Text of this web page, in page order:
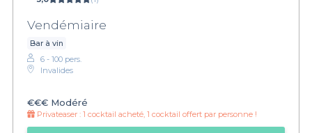
Vendémiaire
Bar à vin
6 - 100 pers.
Invalides
€€€ Modéré
Privateaser : 1 cocktail acheté, 1 cocktail offert par personne !